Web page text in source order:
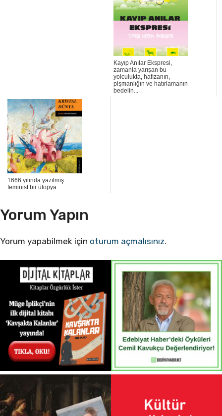
Kayıp Anılar Ekspresi,
zamanla yarışan bu
yolculukta, hafızanın,
pişmanlığın ve hatırlamanın
bedelin...
1666 yılında yazılmış
feminist bir ütopya
Yorum Yapın
Yorum yapabilmek için oturum açmalısınız.